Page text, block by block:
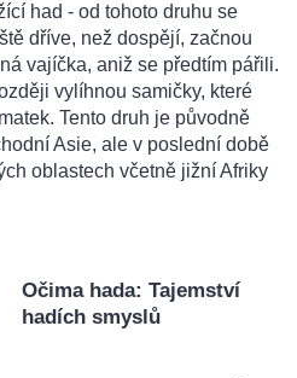
had - od tohoto druhu se
dříve, než dospějí, začnou
vajíčka, aniž se předtím pářili.
vylíhnou samičky, které
Tento druh je původně
Asie, ale v poslední době
oblastech včetně jižní Afriky
Očima hada: Tajemství
hadích smyslů